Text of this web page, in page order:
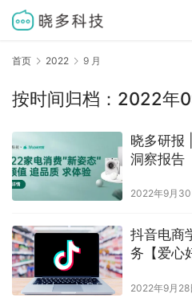
首页 2022 9 月
按时间归档：2022年
晓多研报
洞察报告
2022年9月30
抖音电商
务【爱心
于爱心好
2022年9月28